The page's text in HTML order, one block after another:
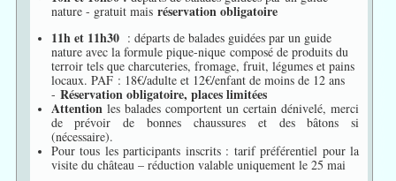
nature - gratuit mais réservation obligatoire
11h et 11h30 : départs de balades guidées par un guide
nature avec la formule pique-nique composé de produits du
terroir tels que charcuteries, fromage, fruit, légumes et pains
locaux. PAF : 18€/adulte et 12€/enfant de moins de 12 ans
- Réservation obligatoire, places limitées
Attentionles balades comportent un certain dénivelé, merci
de prévoir de bonnes chaussures et des bâtons si
(nécessaire).
Pour tous les participants inscrits : tarif préférentiel pour la
visite du château – réduction valable uniquement le 25 mai